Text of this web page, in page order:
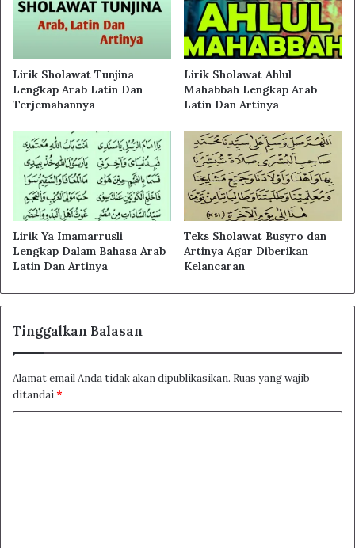
Lirik Sholawat Tunjina
Lengkap Arab Latin Dan
Terjemahannya
Lirik Sholawat Ahlul
Mahabbah Lengkap Arab
Latin Dan Artinya
Lirik Ya Imamarrusli
Lengkap Dalam Bahasa Arab
Latin Dan Artinya
Teks Sholawat Busyro dan
Artinya Agar Diberikan
Kelancaran
Tinggalkan Balasan
Alamat email Anda tidak akan dipublikasikan. Ruas yang wajib
ditandai*